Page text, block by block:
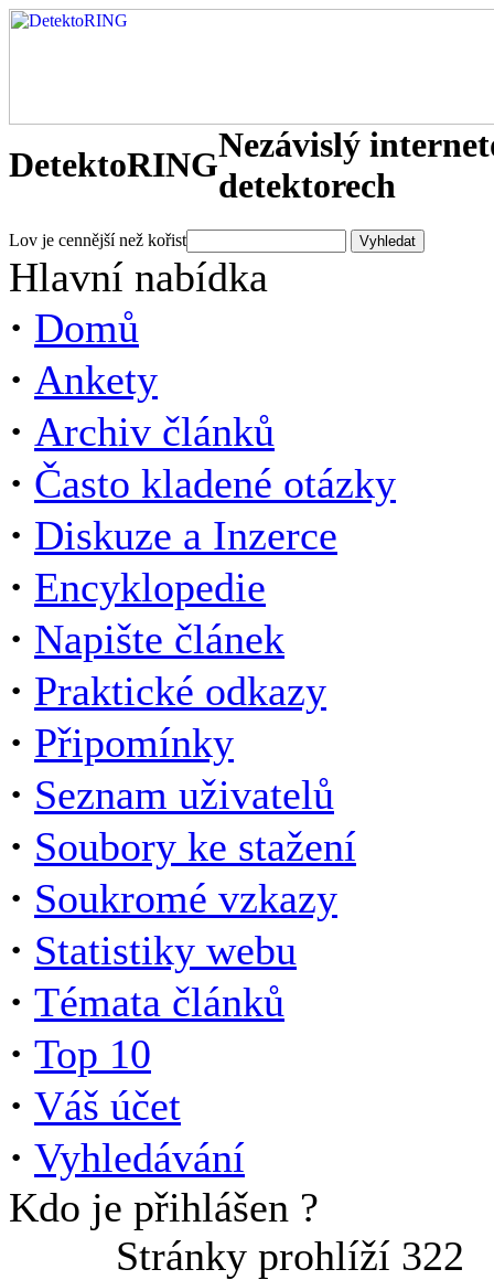
DetektoRINGNezávislý
detektorech
Lov je cennější než kořist
Hlavní nabídka
· Domů
· Ankety
· Archiv článků
· Často kladené otázky
· Diskuze a Inzerce
· Encyklopedie
· Napište článek
· Praktické odkazy
· Připomínky
· Seznam uživatelů
· Soubory ke stažení
· Soukromé vzkazy
· Statistiky webu
· Témata článků
· Top 10
· Váš účet
· Vyhledávání
Kdo je přihlášen ?
Stránky prohlíží 322